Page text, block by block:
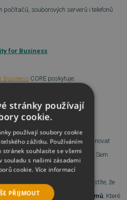
počítačů, souborových serverů i telefonů
for Business
Business CORE poskytuje:
proti malwaru
pro správu
pro firmy!
Business CORE je schopen kombinovat
, které bojují proti malwaru. Sem
signatur , aktivní ochrana
. Což oceníte, především když zjistíte, že
000 nových škodlivých programů. Které
stránky používají
cookie.
používají soubory cookie
zážitku. Používáním
stránek souhlasíte se všemi
souladu s našimi zásadami
cookie. Více informací
PŘIJMOUT